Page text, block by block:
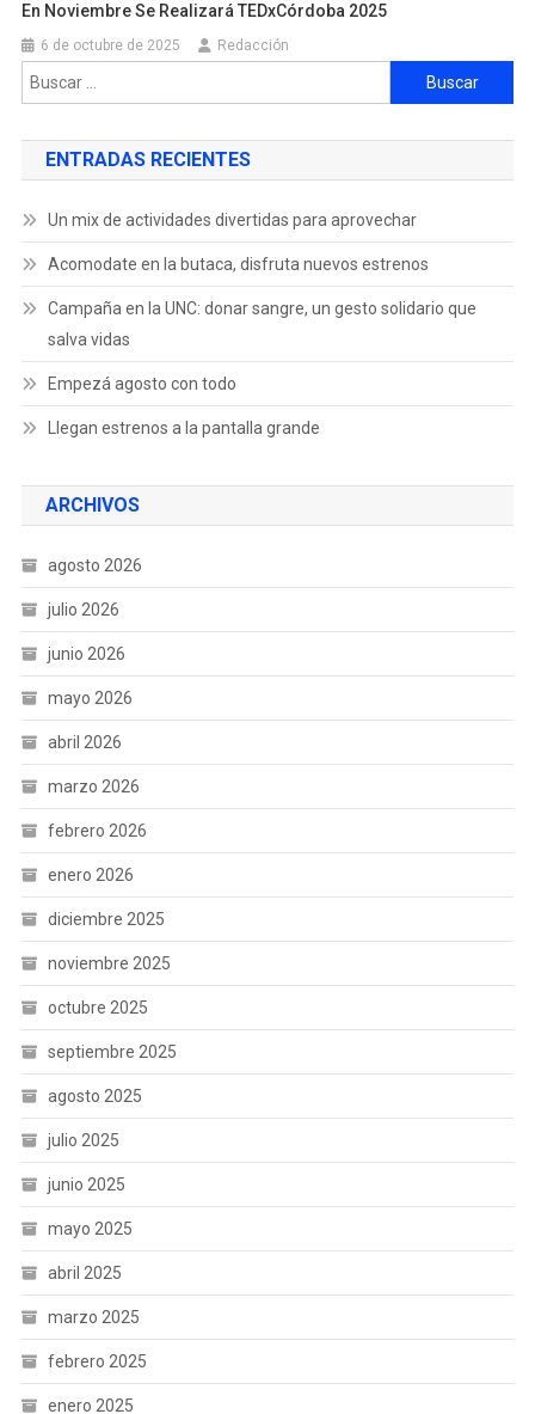
En Noviembre Se Realizará TEDxCórdoba 2025
6 de octubre de 2025 Redacción
ENTRADAS RECIENTES
Un mix de actividades divertidas para aprovechar
Acomodate en la butaca, disfruta nuevos estrenos
Campaña en la UNC: donar sangre, un gesto solidario que
salva vidas
Empezá agosto con todo
Llegan estrenos a la pantalla grande
ARCHIVOS
agosto 2026
julio 2026
junio 2026
mayo 2026
abril 2026
marzo 2026
febrero 2026
enero 2026
diciembre 2025
noviembre 2025
octubre 2025
septiembre 2025
agosto 2025
julio 2025
junio 2025
mayo 2025
abril 2025
marzo 2025
febrero 2025
enero 2025